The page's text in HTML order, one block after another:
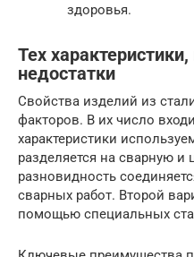
здоровья.
Тех
недостатки
Свойства изделий из
факторов. В их число
характеристики
разделяется на сварную и
разновидность
сварных работ. Второй
помощью специальных